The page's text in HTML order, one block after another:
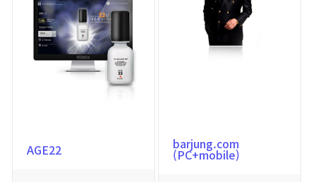
barjung.com
(PC+mobile)
AGE22